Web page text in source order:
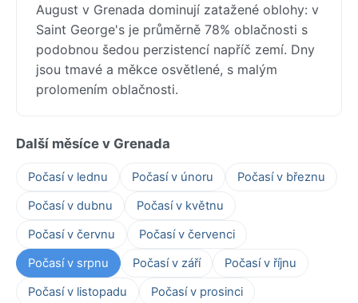
August v Grenada dominují zatažené oblohy: v
Saint George's je průměrně 78% oblačnosti s
podobnou šedou perzistencí napříč zemí. Dny
jsou tmavé a měkce osvětlené, s malým
prolomením oblačnosti.
Další měsíce v Grenada
Počasí v lednu Počasí v únoru
Počasí v březnu
Počasí v dubnu
Počasí v květnu
Počasí v červnu
Počasí v červenci
Počasí v srpnu
Počasí v září
Počasí v říjnu
Počasí v listopadu
Počasí v prosinci